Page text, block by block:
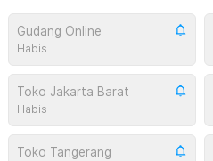
Gudang Online
Habis
Toko Jakarta Barat
Habis
Toko Tangerang